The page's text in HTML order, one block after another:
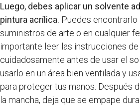
Luego, debes aplicar un solvente
pintura acrílica. Puedes encontrarlo
suministros de arte o en cualquier
importante leer las instrucciones
cuidadosamente antes de usar el
usarlo en un área bien ventilada y
para proteger tus manos. Después
la mancha, deja que se empape